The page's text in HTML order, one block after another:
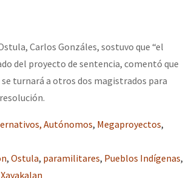
Carlos Gonzáles, sostuvo que “el
del proyecto de sentencia, comentó que
turnará a otros dos magistrados para
Autónomos, Megaproyectos,
, Ostula, paramilitares, Pueblos Indígenas,
Xayakalan